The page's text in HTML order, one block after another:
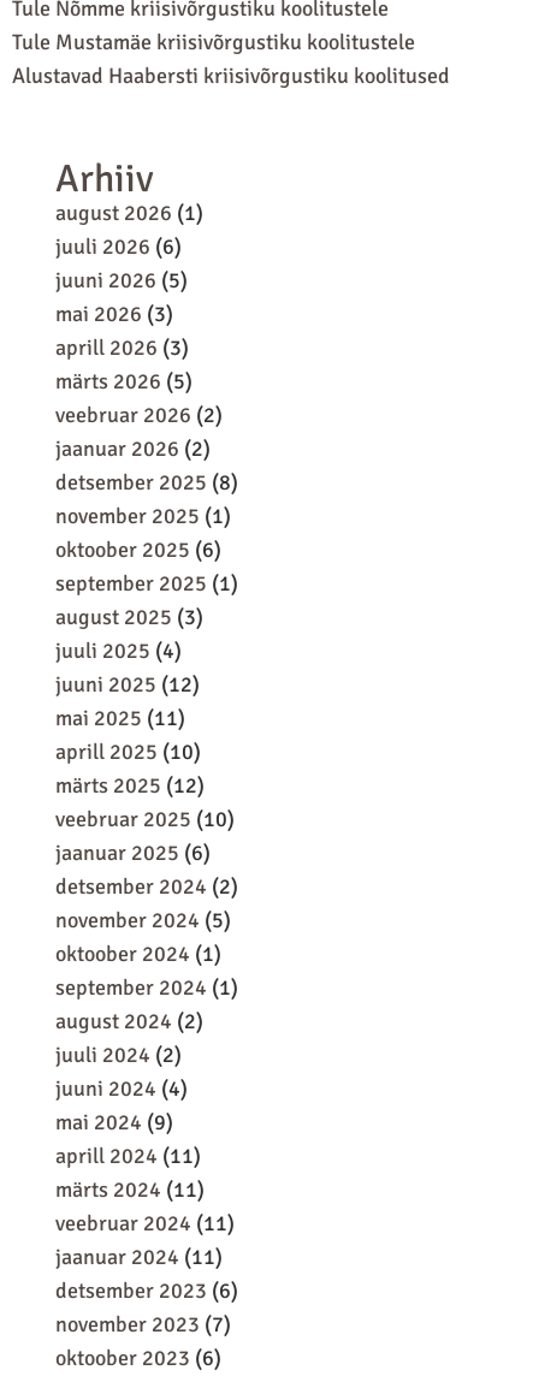
Tule Nõmme kriisivõrgustiku koolitustele
Tule Mustamäe kriisivõrgustiku koolitustele
Alustavad Haabersti kriisivõrgustiku koolitused
Arhiiv
august 2026 (1)
juuli 2026 (6)
juuni 2026 (5)
mai 2026 (3)
aprill 2026 (3)
märts 2026 (5)
veebruar 2026 (2)
jaanuar 2026 (2)
detsember 2025 (8)
november 2025 (1)
oktoober 2025 (6)
september 2025 (1)
august 2025 (3)
juuli 2025 (4)
juuni 2025 (12)
mai 2025 (11)
aprill 2025 (10)
märts 2025 (12)
veebruar 2025 (10)
jaanuar 2025 (6)
detsember 2024 (2)
november 2024 (5)
oktoober 2024 (1)
september 2024 (1)
august 2024 (2)
juuli 2024 (2)
juuni 2024 (4)
mai 2024 (9)
aprill 2024 (11)
märts 2024 (11)
veebruar 2024 (11)
jaanuar 2024 (11)
detsember 2023 (6)
november 2023 (7)
oktoober 2023 (6)